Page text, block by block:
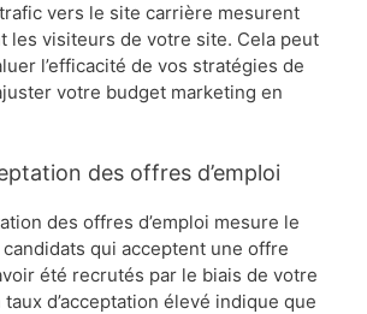
vers le site carrière mesurent
les visiteurs de votre site. Cela peut
l’efficacité de vos stratégies de
votre budget marketing en
des offres d’emploi
des offres d’emploi mesure le
qui acceptent une offre
été recrutés par le biais de votre
d’acceptation élevé indique que